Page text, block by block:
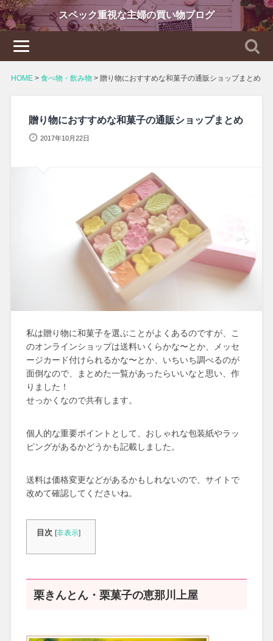
スペック重視な主婦の買い物ブログ
HOME> 食べ物・飲み物 > 贈り物におすすめな和菓子の通販ショップまとめ
贈り物におすすめな和菓子の通販ショップまとめ
2017年10月22日
私は贈り物に和菓子を選ぶことがよくあるのですが、こ
のオンラインショップは送料いくらかな〜とか、メッセ
ージカード付けられるかな〜とか、いちいち調べるのが
面倒なので、まとめた一覧があったらいいなと思い、作
りました！
せっかくなので共有します。
個人的な重要ポイントとして、おしゃれな包装紙やラッ
ピングがあるかどうかも記載しました。
送料は価格変更などがあるかもしれないので、サイトで
改めて確認してくださいね。
目次 [非表示]
栗きんとん・栗菓子の恵那川上屋